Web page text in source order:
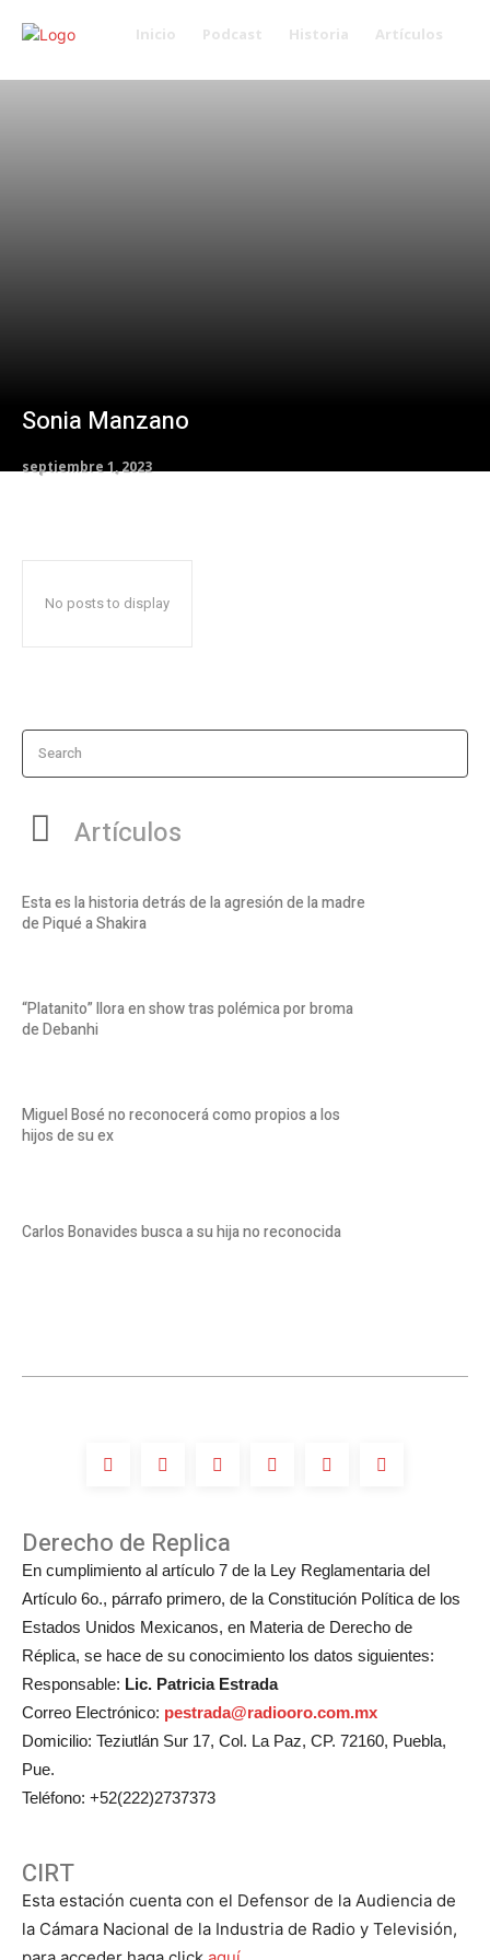
Inicio Podcast Historia Artículos
Voces
Sonia Manzano
septiembre 1, 2023
No posts to display
Search
Artículos
Esta es la historia detrás de la agresión de la madre
de Piqué a Shakira
“Platanito” llora en show tras polémica por broma
de Debanhi
Miguel Bosé no reconocerá como propios a los
hijos de su ex
Carlos Bonavides busca a su hija no reconocida
Derecho de Replica
En cumplimiento al artículo 7 de la Ley Reglamentaria del
Artículo 6o., párrafo primero, de la Constitución Política de los
Estados Unidos Mexicanos, en Materia de Derecho de
Réplica, se hace de su conocimiento los datos siguientes:
Responsable: Lic. Patricia Estrada
Correo Electrónico: pestrada@radiooro.com.mx
Domicilio: Teziutlán Sur 17, Col. La Paz, CP. 72160, Puebla,
Pue.
Teléfono: +52(222)2737373
CIRT
Esta estación cuenta con el Defensor de la Audiencia de
la Cámara Nacional de la Industria de Radio y Televisión,